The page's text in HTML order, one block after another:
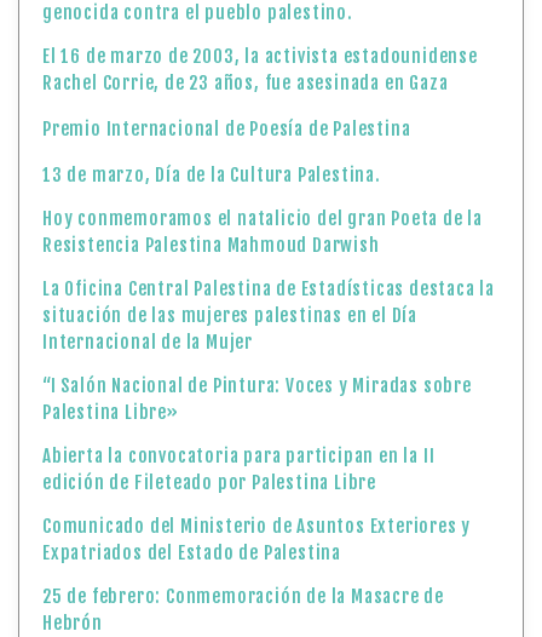
genocida contra el pueblo palestino.
El 16 de marzo de 2003, la activista estadounidense
Rachel Corrie, de 23 años, fue asesinada en Gaza
Premio Internacional de Poesía de Palestina
13 de marzo, Día de la Cultura Palestina.
Hoy conmemoramos el natalicio del gran Poeta de la
Resistencia Palestina Mahmoud Darwish
La Oficina Central Palestina de Estadísticas destaca la
situación de las mujeres palestinas en el Día
Internacional de la Mujer
“I Salón Nacional de Pintura: Voces y Miradas sobre
Palestina Libre»
Abierta la convocatoria para participan en la II
edición de Fileteado por Palestina Libre
Comunicado del Ministerio de Asuntos Exteriores y
Expatriados del Estado de Palestina
25 de febrero: Conmemoración de la Masacre de
Hebrón